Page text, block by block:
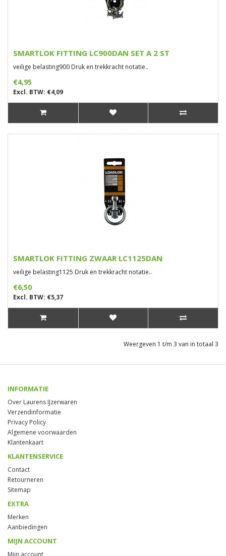
SMARTLOK FITTING LC900DAN SET A 2 ST
veilige belasting900 Druk en trekkracht notatie..
€4,95
Excl. BTW: €4,09
SMARTLOK FITTING ZWAAR LC1125DAN
veilige belasting1125 Druk en trekkracht notatie..
€6,50
Excl. BTW: €5,37
Weergeven 1 t/m 3 van in totaal 3
INFORMATIE
Over Laurens IJzerwaren
Verzendinformatie
Privacy Policy
Algemene voorwaarden
Klantenkaart
KLANTENSERVICE
Contact
Retourneren
Sitemap
EXTRA
Merken
Aanbiedingen
MIJN ACCOUNT
Mijn account